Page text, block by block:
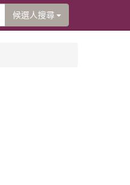
候選人搜尋